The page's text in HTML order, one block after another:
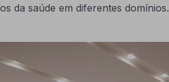
da saúde em diferentes domínios.